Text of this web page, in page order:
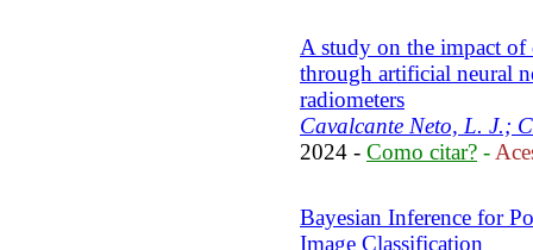
A study on the impact of
through artificial neural
radiometers
Cavalcante Neto, L. J.;
2024 - Como citar? -
Bayesian Inference for
Image Classification